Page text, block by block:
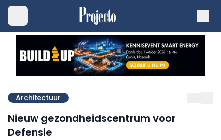
Architectuur
Nieuw gezondheidscentrum voor
Defensie